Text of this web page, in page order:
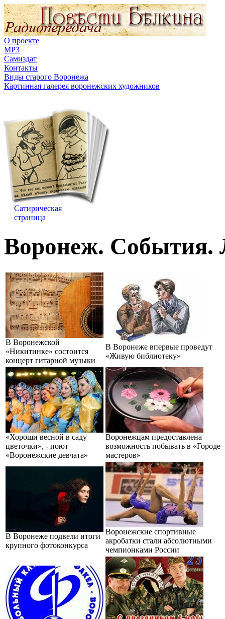
О проекте
MP3
Самиздат
Контакты
Виды старого Воронежа
Картинная галерея воронежских художников
Сатирическая
страница
Воронеж. События.
В Воронежской
«Никитинке» состоится
концерт гитарной музыки
В Воронеже впервые проведут
«Живую библиотеку»
«Хороши весной в саду
цветочки», - поют
«Воронежские девчата»
Воронежцам предоставлена
возможность побывать в «Городе
мастеров»
В Воронеже подвели итоги
крупного фотоконкурса
Воронежские спортивные
акробатки стали абсолютными
чемпионками России